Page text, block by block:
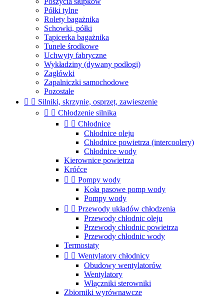
Półki tylne
Rolety bagażnika
Schowki, półki
Tapicerka bagażnika
Tunele środkowe
Uchwyty fabryczne
Wykładziny (dywany podłogi)
Zagłówki
Zapalniczki samochodowe
Pozostałe
  Silniki, skrzynie, osprzęt, zawieszenie
  Chłodzenie silnika
  Chłodnice
Chłodnice oleju
Chłodnice powietrza (intercoolery)
Chłodnice wody
Kierownice powietrza
Króćce
  Pompy wody
Koła pasowe pomp wody
Pompy wody
  Przewody układów chłodzenia
Przewody chłodnic oleju
Przewody chłodnic powietrza
Przewody chłodnic wody
Termostaty
  Wentylatory chłodnicy
Obudowy wentylatorów
Wentylatory
Włączniki sterowniki
Zbiorniki wyrównawcze